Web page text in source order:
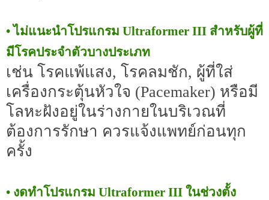
• ไม่แนะนำโปรแกรม Ultraformer III สำหรับผู้ที่
มีโรคประจำตัวบางประเภท
เช่น โรคแพ้แสง, โรคลมชัก, ผู้ที่ใส่
เครื่องกระตุ้นหัวใจ (Pacemaker) หรือมี
โลหะฝังอยู่ในร่างกายในบริเวณที่
ต้องการรักษา ควรแจ้งแพทย์ก่อนทุก
ครั้ง
• งดทำโปรแกรม Ultraformer III ในช่วงตั้ง